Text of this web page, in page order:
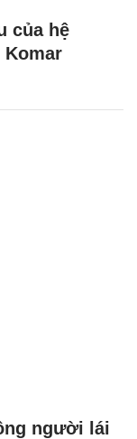
của hệ
Komar
người lái